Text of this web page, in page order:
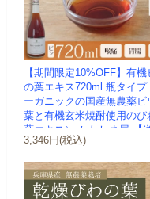
【期間限定10%OFF】有機
の葉エキス720ml 瓶タイプ
ーガニックの国産無農薬ビ
葉と有機玄米焼酎使用のび
葉エキス）-かわしま屋-【
無...
3,346円(税込)